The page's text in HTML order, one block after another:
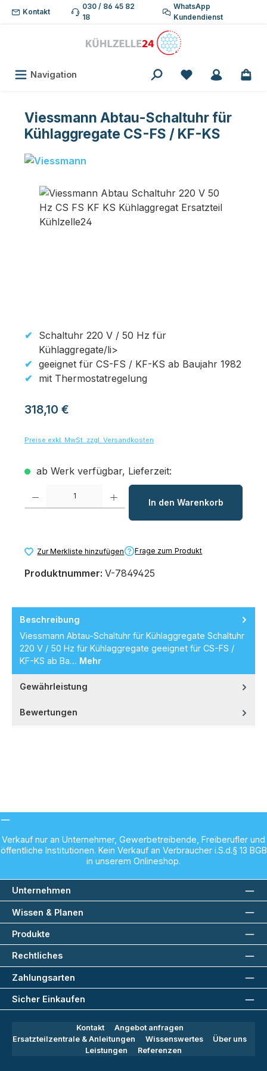
Zum Hauptinhalt springen
Kontakt
030 / 86 45 82
18
WhatsApp
Kundendienst
Navigation Du hast 0
Viessmann Abtau-Schaltuhr für
Kühlaggregate CS-FS / KF-KS
Bildergalerie überspringen
Schaltuhr 220 V / 50 Hz für
Kühlaggregate/li>
geeignet für CS-FS / KF-KS ab Baujahr 1982
mit Thermostatregelung
Regulärer Preis:
318,10 €
Preise exkl. MwSt. zzgl. Versandkosten
ab Werk verfügbar, Lieferzeit:
Produkt Anzahl: Gib den gewünschten Wert ein oder benutze die
In den Warenkorb
Zur Merkliste hinzufügen Frage zum Produkt
Produktnummer: V-7849425
Beschreibung
Viessmann Abtau-Schaltuhr für Kühlaggregate Schaltuhr
220 V / 50 Hz für Kühlaggregate geeignet für CS-FS /
KF-KS ab Ba… Mehr
Gewährleistung
Bewertungen
Verkauf nur an Unternehmer, Gewerbetreibende, Freiberufler und
öffentliche Institutionen. Kein Verkauf an Verbraucher i.S.d.§ 13 BGB
in unserem Onlineshop.
Unternehmen
Wissen & Planen
Produkte
Rechtliches
Zahlungsarten
Sicher Einkaufen
Kontakt
Angebot anfragen
Ersatzteilzentrale & Anleitungen
Wissenswertes
Über uns
Leistungen
Referenzen